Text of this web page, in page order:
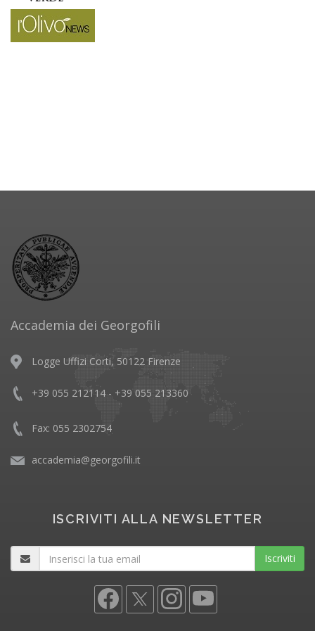
Accademia dei Georgofili
Logge Uffizi Corti, 50122 Firenze
+39 055 212114 - +39 055 213360
Fax: 055 2302754
accademia@georgofili.it
ISCRIVITI ALLA NEWSLETTER
Iscriviti